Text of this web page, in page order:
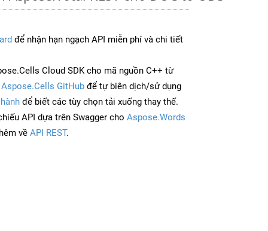
để nhận hạn ngạch API miễn phí và chi tiết
Cloud SDK cho mã nguồn C++ từ
Aspose.Cells GitHub để tự biên dịch/sử dụng
để biết các tùy chọn tải xuống thay thế.
API dựa trên Swagger cho Aspose.Words
về API REST.